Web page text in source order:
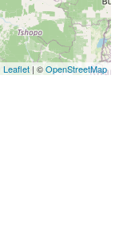
Leaflet | ©OpenStreetMap